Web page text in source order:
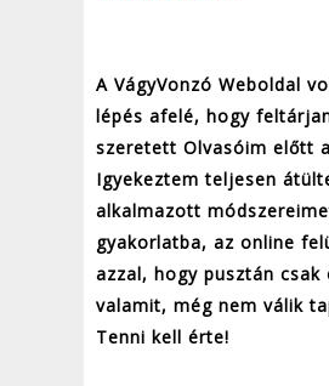
A VágyVonzó Weboldal
lépés afelé, hogy
szeretett Olvasóim előtt
Igyekeztem teljesen
alkalmazott
gyakorlatba, az online
azzal, hogy pusztán csak
valamit, még nem válik
Tenni kell érte!